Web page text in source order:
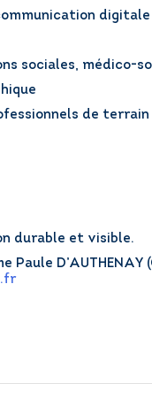
sociales, médico-
de terrain
durable et visible.
Paule